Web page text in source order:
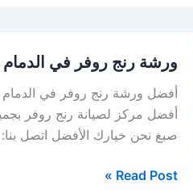
ورشة رنج روفر في الدمام
أفضل مركز لصيانة رنج روفر
صبغ نحن خيارك الأفضل اتصل بنا: 0569391132 العنوان : صناعية ركاز […]
رنج
روفر
في
الدمام
الخبر
Read Post »